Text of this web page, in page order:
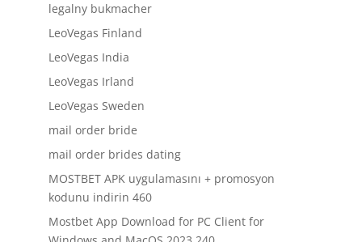
legalny bukmacher
LeoVegas Finland
LeoVegas India
LeoVegas Irland
LeoVegas Sweden
mail order bride
mail order brides dating
MOSTBET APK uygulamasını + promosyon
kodunu indirin 460
Mostbet App Download for PC Client for